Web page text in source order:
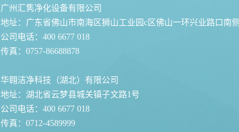
广州汇隽净化设备有限公司
地址：广东省佛山市南海区狮山工业园c区佛山一环兴业路口南侧
公司电话：400 6677 018
传真：0757-86688878
华翱洁净科技（湖北）有限公司
地址：湖北省云梦县城关镇子文路1号
公司电话：400 6677 018
传真：0712-4589999